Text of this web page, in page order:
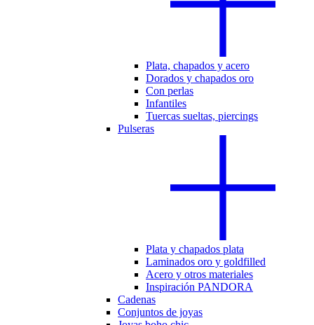
Plata, chapados y acero
Dorados y chapados oro
Con perlas
Infantiles
Tuercas sueltas, piercings
Pulseras
Plata y chapados plata
Laminados oro y goldfilled
Acero y otros materiales
Inspiración PANDORA
Cadenas
Conjuntos de joyas